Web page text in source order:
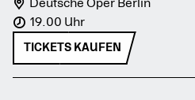
19.00 Uhr
TICKETS KAUFEN